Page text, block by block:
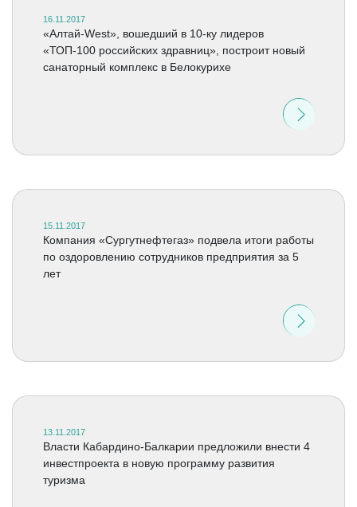
16.11.2017
«Алтай-West», вошедший в 10-ку лидеров
«ТОП-100 российских здравниц», построит новый
санаторный комплекс в Белокурихе
15.11.2017
Компания «Сургутнефтегаз» подвела итоги работы
по оздоровлению сотрудников предприятия за 5
лет
13.11.2017
Власти Кабардино-Балкарии предложили внести 4
инвестпроекта в новую программу развития
туризма